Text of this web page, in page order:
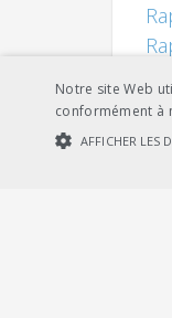
Notre site Web
conformément à
AFFICHER LES